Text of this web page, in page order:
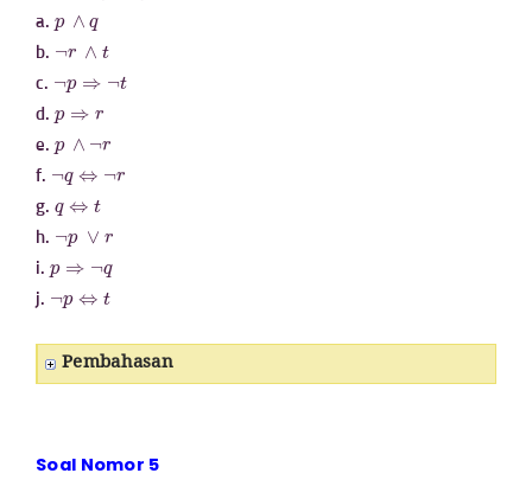
a.
∧q
b. t
c. ⇒¬
d. ⇒r
e. ∧¬
f. ⇔
g. ⇔
h. ∨r
i. ⇒¬
j. ⇔
Pembahasan
Soal Nomor 5